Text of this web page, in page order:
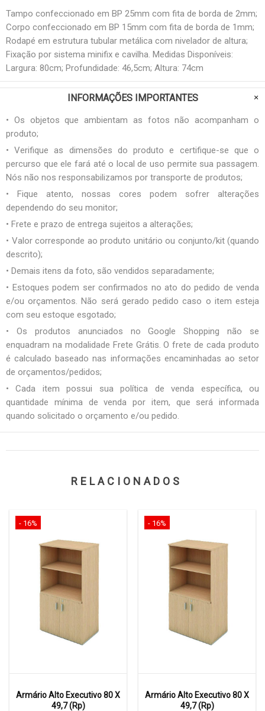
Tampo confeccionado em BP 25mm com fita de borda de 2mm;
Corpo confeccionado em BP 15mm com fita de borda de 1mm;
Rodapé em estrutura tubular metálica com nivelador de altura;
Fixação por sistema minifix e cavilha. Medidas Disponíveis:
Largura: 80cm; Profundidade: 46,5cm; Altura: 74cm
INFORMAÇÕES IMPORTANTES
• Os objetos que ambientam as fotos não acompanham o
produto;
• Verifique as dimensões do produto e certifique-se que o
percurso que ele fará até o local de uso permite sua passagem.
Nós não nos responsabilizamos por transporte de produtos;
• Fique atento, nossas cores podem sofrer alterações
dependendo do seu monitor;
• Frete e prazo de entrega sujeitos a alterações;
• Valor corresponde ao produto unitário ou conjunto/kit (quando
descrito);
• Demais itens da foto, são vendidos separadamente;
• Estoques podem ser confirmados no ato do pedido de venda
e/ou orçamentos. Não será gerado pedido caso o item esteja
com seu estoque esgotado;
• Os produtos anunciados no Google Shopping não se
enquadram na modalidade Frete Grátis. O frete de cada produto
é calculado baseado nas informações encaminhadas ao setor
de orçamentos/pedidos;
• Cada item possui sua política de venda específica, ou
quantidade mínima de venda por item, que será informada
quando solicitado o orçamento e/ou pedido.
RELACIONADOS
- 16%
Armário Alto Executivo 80 X
49,7 (Rp)
- 16%
Armário Alto Executivo 80 X
49,7 (Rp)